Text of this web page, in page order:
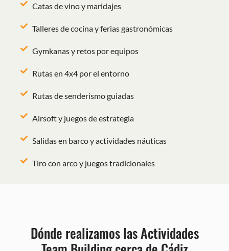
Catas de vino y maridajes
Talleres de cocina y ferias gastronómicas
Gymkanas y retos por equipos
Rutas en 4x4 por el entorno
Rutas de senderismo guiadas
Airsoft y juegos de estrategia
Salidas en barco y actividades náuticas
Tiro con arco y juegos tradicionales
Dónde realizamos las Actividades